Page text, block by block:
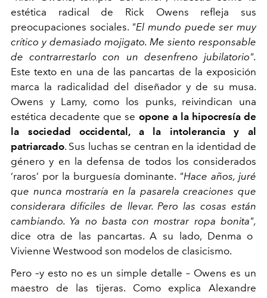
estética radical de Rick Owens refleja sus
preocupaciones sociales. "El mundo puede ser muy
crítico y demasiado mojigato. Me siento responsable
de contrarrestarlo con un desenfreno jubilatorio".
Este texto en una de las pancartas de la exposición
marca la radicalidad del diseñador y de su musa.
Owens y Lamy, como los punks, reivindican una
estética decadente que se opone a la hipocresía de
la sociedad occidental, a la intolerancia y al
patriarcado. Sus luchas se centran en la identidad de
género y en la defensa de todos los considerados
‘raros’ por la burguesía dominante. "Hace años, juré
que nunca mostraría en la pasarela creaciones que
considerara difíciles de llevar. Pero las cosas están
cambiando. Ya no basta con mostrar ropa bonita",
dice otra de las pancartas. A su lado, Denma o
Vivienne Westwood son modelos de clasicismo.
Pero –y esto no es un simple detalle – Owens es un
maestro de las tijeras. Como explica Alexandre